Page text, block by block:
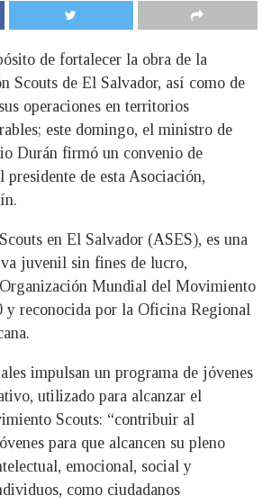
de fortalecer la obra de la
Scouts de El Salvador, así como de
operaciones en territorios
este domingo, el ministro de
Durán firmó un convenio de
presidente de esta Asociación,
en El Salvador (ASES), es una
juvenil sin fines de lucro,
Mundial del Movimiento
y reconocida por la Oficina Regional
impulsan un programa de jóvenes
utilizado para alcanzar el
Scouts: “contribuir al
para que alcancen su pleno
emocional, social y
como ciudadanos